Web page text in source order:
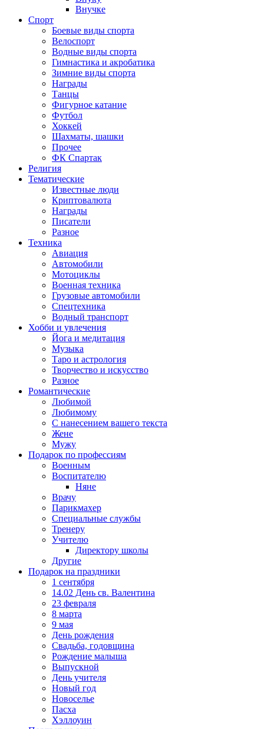
Внучке
Спорт
Боевые виды спорта
Велоспорт
Водные виды спорта
Гимнастика и акробатика
Зимние виды спорта
Награды
Танцы
Фигурное катание
Футбол
Хоккей
Шахматы, шашки
Прочее
ФК Спартак
Религия
Тематические
Известные люди
Криптовалюта
Награды
Писатели
Разное
Техника
Авиация
Автомобили
Мотоциклы
Военная техника
Грузовые автомобили
Спецтехника
Водный транспорт
Хобби и увлечения
Йога и медитация
Музыка
Таро и астрология
Творчество и искусство
Разное
Романтические
Любимой
Любимому
С нанесением вашего текста
Жене
Мужу
Подарок по профессиям
Военным
Воспитателю
Няне
Врачу
Парикмахер
Специальные службы
Тренеру
Учителю
Директору школы
Другие
Подарок на праздники
1 сентября
14.02 День св. Валентина
23 февраля
8 марта
9 мая
День рождения
Свадьба, годовщина
Рождение малыша
Выпускной
День учителя
Новый год
Новоселье
Пасха
Хэллоуин